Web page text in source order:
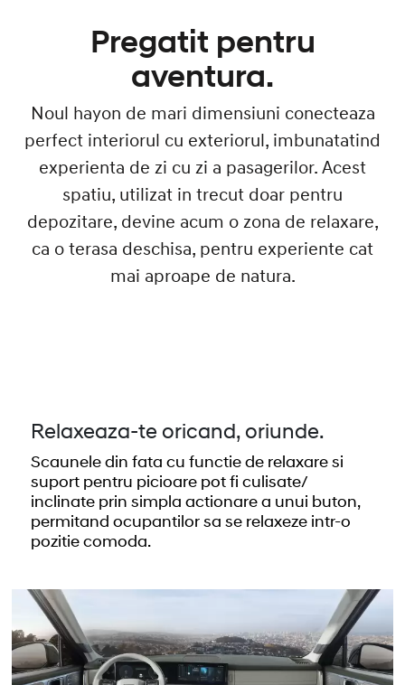
Pregatit pentru
aventura.
Noul hayon de mari dimensiuni conecteaza
perfect interiorul cu exteriorul, imbunatatind
experienta de zi cu zi a pasagerilor. Acest
spatiu, utilizat in trecut doar pentru
depozitare, devine acum o zona de relaxare,
ca o terasa deschisa, pentru experiente cat
mai aproape de natura.
Relaxeaza-te oricand, oriunde.
Scaunele din fata cu functie de relaxare si
suport pentru picioare pot fi culisate/
inclinate prin simpla actionare a unui buton,
permitand ocupantilor sa se relaxeze intr-o
pozitie comoda.